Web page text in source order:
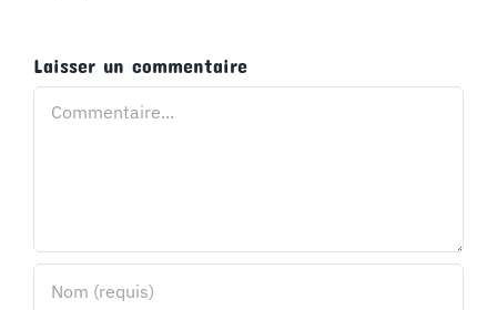
Laisser un commentaire
Commentaire